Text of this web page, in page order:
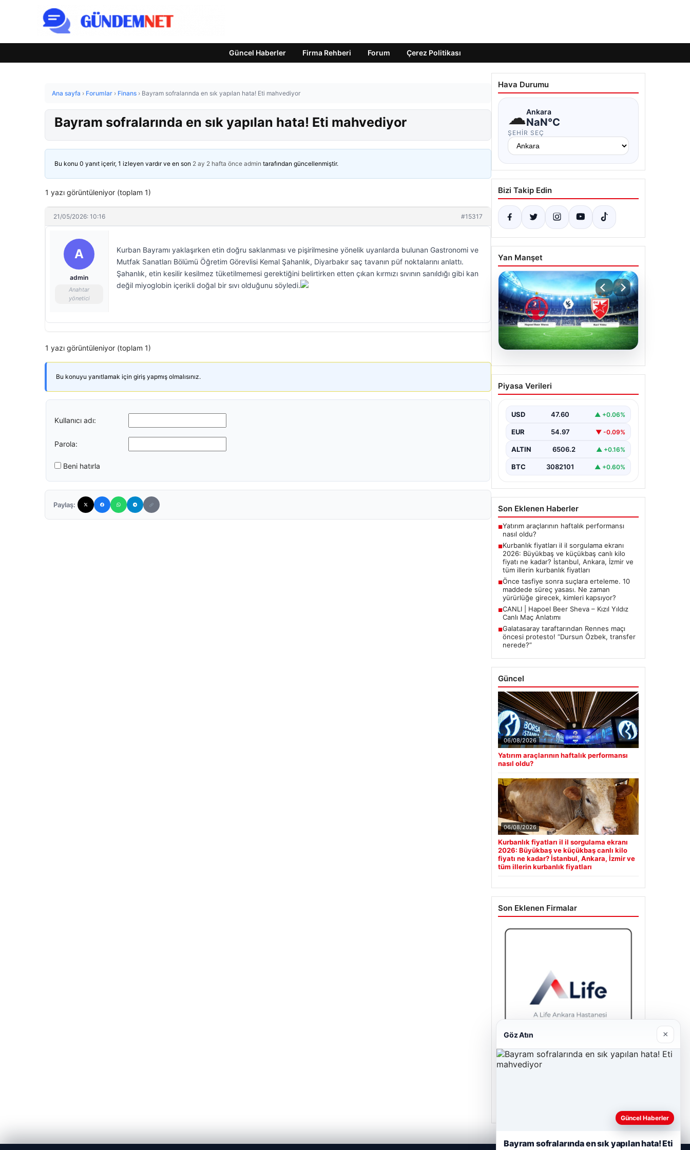
Güncel Haberler Firma Rehberi Forum Çerez Politikası
Ana sayfa › Forumlar › Finans › Bayram sofralarında en sık yapılan hata! Eti mahvediyor
Bayram sofralarında en sık yapılan hata! Eti mahvediyor
Bu konu 0 yanıt içerir, 1 izleyen vardır ve en son 2 ay 2 hafta önce admin tarafından güncellenmiştir.
1 yazı görüntüleniyor (toplam 1)
21/05/2026: 10:16 #15317
A
admin
Anahtar
yönetici
Kurban Bayramı yaklaşırken etin doğru saklanması ve pişirilmesine yönelik uyarılarda bulunan Gastronomi ve
Mutfak Sanatları Bölümü Öğretim Görevlisi Kemal Şahanlık, Diyarbakır saç tavanın püf noktalarını anlattı.
Şahanlık, etin kesilir kesilmez tüketilmemesi gerektiğini belirtirken etten çıkan kırmızı sıvının sanıldığı gibi kan
değil miyoglobin içerikli doğal bir sıvı olduğunu söyledi.
1 yazı görüntüleniyor (toplam 1)
Bu konuyu yanıtlamak için giriş yapmış olmalısınız.
Kullanıcı adı:
Parola:
Beni hatırla
Paylaş:
Hava Durumu
☁Ankara
NaN°C
ŞEHIR SEÇ
Bizi Takip Edin
Yan Manşet
04.08.2026
CANLI | Hapoel Beer
Sheva – Kızıl Yıldız Canlı
Piyasa Verileri
USD 47.60 ▲ +0.06%
EUR 54.97 ▼ -0.09%
ALTIN 6506.2 ▲ +0.16%
BTC 3082101 ▲ +0.60%
Son Eklenen Haberler
■Yatırım araçlarının haftalık performansı
nasıl oldu?
■Kurbanlık fiyatları il il sorgulama ekranı
2026: Büyükbaş ve küçükbaş canlı kilo
fiyatı ne kadar? İstanbul, Ankara, İzmir ve
tüm illerin kurbanlık fiyatları
■Önce tasfiye sonra suçlara erteleme. 10
maddede süreç yasası. Ne zaman
yürürlüğe girecek, kimleri kapsıyor?
■CANLI | Hapoel Beer Sheva – Kızıl Yıldız
Canlı Maç Anlatımı
■Galatasaray taraftarından Rennes maçı
öncesi protesto! “Dursun Özbek, transfer
nerede?”
Güncel
06/08/2026
Yatırım araçlarının haftalık performansı
nasıl oldu?
06/08/2026
Kurbanlık fiyatları il il sorgulama ekranı
2026: Büyükbaş ve küçükbaş canlı kilo
fiyatı ne kadar? İstanbul, Ankara, İzmir ve
tüm illerin kurbanlık fiyatları
Son Eklenen Firmalar
Göz Atın ×
Güncel Haberler
Bayram sofralarında en sık yapılan hata! Eti